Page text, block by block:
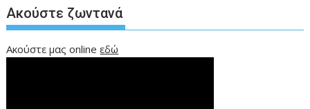
Ακούστε ζωντανά
Ακούστε μας onlineεδώ